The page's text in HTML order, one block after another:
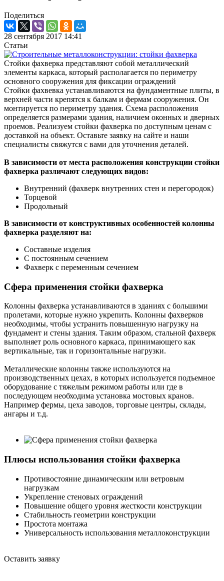
Поделиться
28 сентября 2017 14:41
Статьи
Стойки фахверка представляют собой металлический
элементы каркаса, который располагается по периметру
основного сооружения для фиксации ограждений
Стойки фахвевка устанавливаются на фундаментные плиты, в
верхней части крепятся к балкам и фермам сооружения. Он
монтируется по периметру здания. Схема расположения
определяется размерами здания, наличием оконных и дверных
проемов. Реализуем стойки фахверка по доступным ценам с
доставкой на объект. Оставьте заявку на сайте и наши
специалисты свяжутся с вами для уточнения деталей.
В зависимости от места расположения конструкции стойки
фахверка различают следующих видов:
Внутренний (фахверк внутренних стен и перегородок)
Торцевой
Продольный
В зависимости от конструктивных особенностей колонны
фахверка разделяют на:
Составные изделия
С постоянным сечением
Фахверк с переменным сечением
Сфера применения стойки фахверка
Колонны фахверка устанавливаются в зданиях с большими
пролетами, которые нужно укрепить. Колонны фахверков
необходимы, чтобы устранить повышенную нагрузку на
фундамент и стены здания. Таким образом, стальной фахверк
выполняет роль основного каркаса, принимающего как
вертикальные, так и горизонтальные нагрузки.
Металлические колонны также используются на
производственных цехах, в которых используется подъемное
оборудование с тяжелым режимом работы или где в
последующем необходима установка мостовых кранов.
Например фермы, цеха заводов, торговые центры, склады,
ангары и т.д.
Плюсы использования стойки фахверка
Противостояние динамическим или ветровым
нагрузкам
Укрепление стеновых ограждений
Повышение общего уровня жесткости конструкции
Стабильность геометрии конструкции
Простота монтажа
Универсальность использования металлоконструкции
Оставить заявку